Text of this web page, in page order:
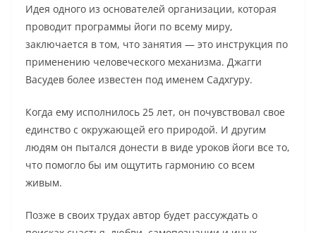
Идея одного из основателей организации, которая
проводит программы йоги по всему миру,
заключается в том, что занятия — это инструкция по
применению человеческого механизма. Джагги
Васудев более известен под именем Садхгуру.
Когда ему исполнилось 25 лет, он почувствовал свое
единство с окружающей его природой. И другим
людям он пытался донести в виде уроков йоги все то,
что помогло бы им ощутить гармонию со всем
живым.
Позже в своих трудах автор будет рассуждать о